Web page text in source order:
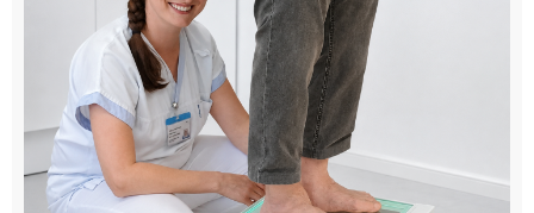
Zdaniem...
Pre-teksty i kon-teksty Łęckiego
Na posiónku pisane Milerskiego (archiwum)
Na granicy Księstwa Drobika (archiwum)
Podróże małe i duże Skałki
Historia